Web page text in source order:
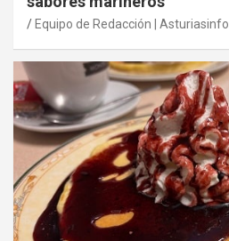
Equipo de Redacción | Asturiasinfo